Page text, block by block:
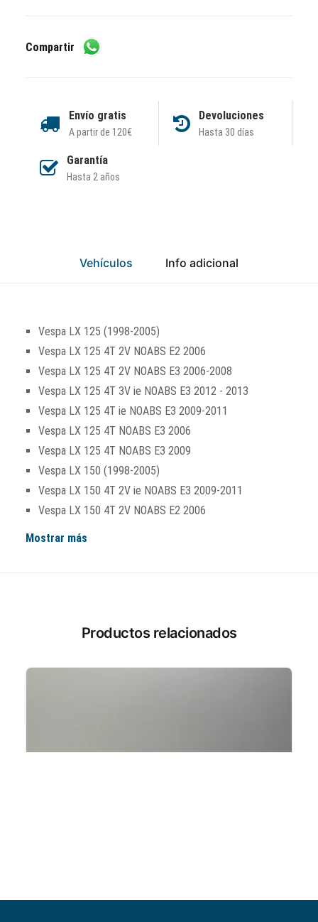
Compartir
Envío gratis
A partir de 120€
Devoluciones
Hasta 30 días
Garantía
Hasta 2 años
Vehículos Info adicional
Vespa LX 125 (1998-2005)
Vespa LX 125 4T 2V NOABS E2 2006
Vespa LX 125 4T 2V NOABS E3 2006-2008
Vespa LX 125 4T 3V ie NOABS E3 2012 - 2013
Vespa LX 125 4T ie NOABS E3 2009-2011
Vespa LX 125 4T NOABS E3 2006
Vespa LX 125 4T NOABS E3 2009
Vespa LX 150 (1998-2005)
Vespa LX 150 4T 2V ie NOABS E3 2009-2011
Vespa LX 150 4T 2V NOABS E2 2006
Mostrar más
Productos relacionados